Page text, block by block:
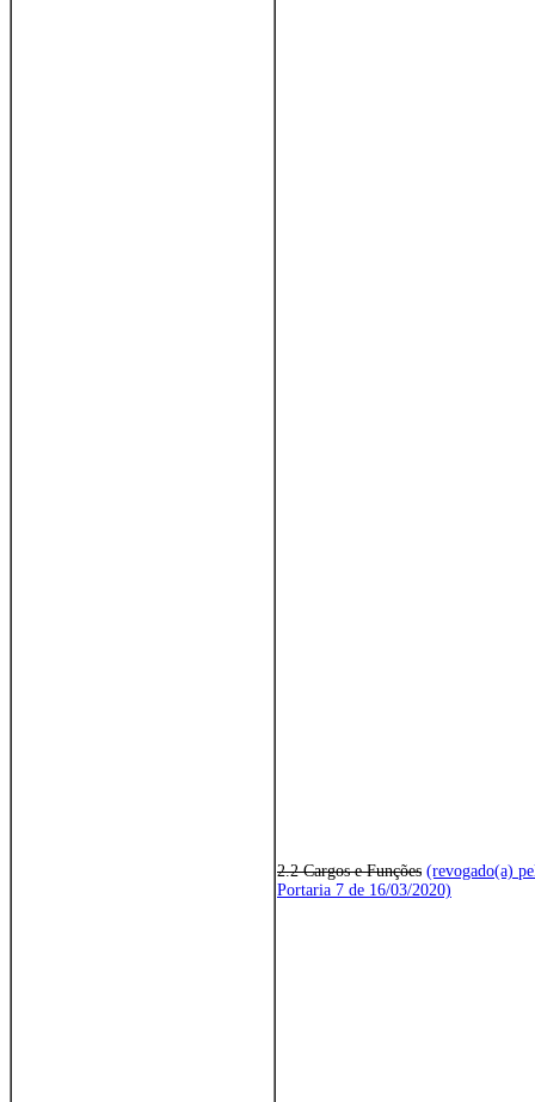
2.2 Cargos e Funções (revogado(a)
Portaria 7 de 16/03/2020)